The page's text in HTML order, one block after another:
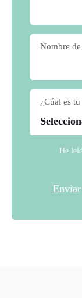
Nombre de
¿Cúal es
He